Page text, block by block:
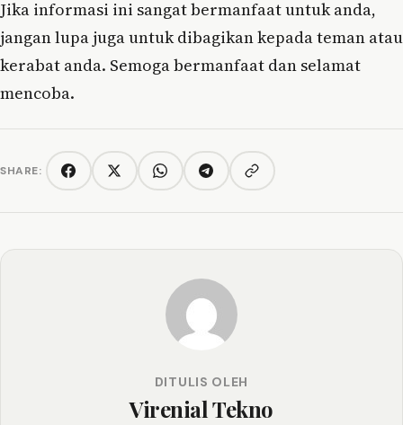
Jika informasi ini sangat bermanfaat untuk anda,
jangan lupa juga untuk dibagikan kepada teman atau
kerabat anda. Semoga bermanfaat dan selamat
mencoba.
SHARE: FacebookTwitter/XWhatsAppTelegramCopy link
DITULIS OLEH
Virenial Tekno